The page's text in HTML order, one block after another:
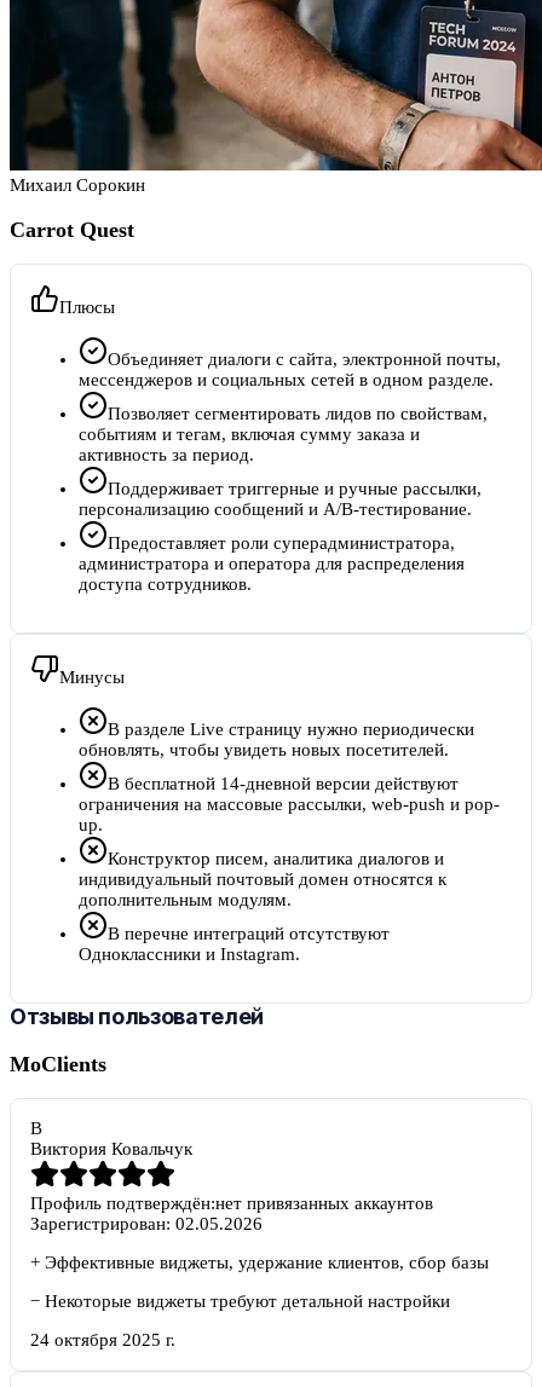
Михаил Сорокин
Carrot Quest
Плюсы
Объединяет диалоги с сайта, электронной почты,
мессенджеров и социальных сетей в одном разделе.
Позволяет сегментировать лидов по свойствам,
событиям и тегам, включая сумму заказа и
активность за период.
Поддерживает триггерные и ручные рассылки,
персонализацию сообщений и A/B-тестирование.
Предоставляет роли суперадминистратора,
администратора и оператора для распределения
доступа сотрудников.
Минусы
В разделе Live страницу нужно периодически
обновлять, чтобы увидеть новых посетителей.
В бесплатной 14-дневной версии действуют
ограничения на массовые рассылки, web-push и pop-
up.
Конструктор писем, аналитика диалогов и
индивидуальный почтовый домен относятся к
дополнительным модулям.
В перечне интеграций отсутствуют
Одноклассники и Instagram.
Отзывы пользователей
MoClients
В
Виктория Ковальчук
Профиль подтверждён:нет привязанных аккаунтов
Зарегистрирован: 02.05.2026
+ Эффективные виджеты, удержание клиентов, сбор базы
− Некоторые виджеты требуют детальной настройки
24 октября 2025 г.